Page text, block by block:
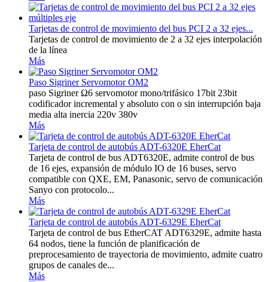
Tarjetas de control de movimiento del bus PCI 2 a 32 ejes...
Tarjetas de control de movimiento de 2 a 32 ejes interpolación
de la línea
Más
Paso Sigriner Servomotor OM2
paso Sigriner Ω6 servomotor mono/trifásico 17bit 23bit
codificador incremental y absoluto con o sin interrupción baja
media alta inercia 220v 380v
Más
Tarjeta de control de autobús ADT-6320E EherCat
Tarjeta de control de bus ADT6320E, admite control de bus
de 16 ejes, expansión de módulo IO de 16 buses, servo
compatible con QXE, EM, Panasonic, servo de comunicación
Sanyo con protocolo...
Más
Tarjeta de control de autobús ADT-6329E EherCat
Tarjeta de control de bus EtherCAT ADT6329E, admite hasta
64 nodos, tiene la función de planificación de
preprocesamiento de trayectoria de movimiento, admite cuatro
grupos de canales de...
Más